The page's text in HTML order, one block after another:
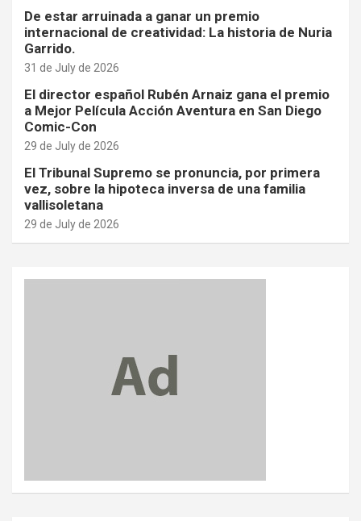
De estar arruinada a ganar un premio
internacional de creatividad: La historia de Nuria
Garrido.
31 de July de 2026
El director español Rubén Arnaiz gana el premio
a Mejor Película Acción Aventura en San Diego
Comic-Con
29 de July de 2026
El Tribunal Supremo se pronuncia, por primera
vez, sobre la hipoteca inversa de una familia
vallisoletana
29 de July de 2026